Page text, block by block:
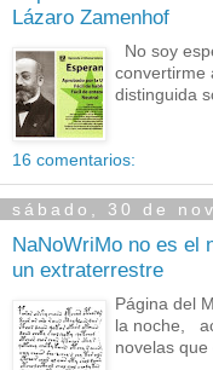
Lázaro Zamenhof
No soy
convertirme
distinguida
16 comentarios:
sábado, 30 de
NaNoWriMo no es el
un extraterrestre
Página del
la noche,
novelas